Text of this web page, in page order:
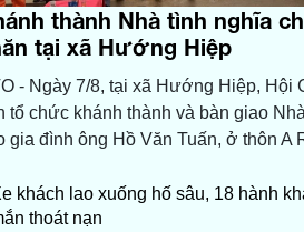
thành Nhà tình nghĩa
tại xã Hướng Hiệp
- Ngày 7/8, tại xã Hướng Hiệp, Hội
tổ chức khánh thành và bàn giao
gia đình ông Hồ Văn Tuấn, ở thôn A
khách lao xuống hố sâu, 18 hành
thoát nạn